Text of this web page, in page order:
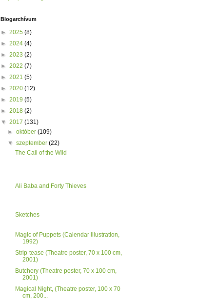
Blogarchívum
► 2025 (8)
► 2024 (4)
► 2023 (2)
► 2022 (7)
► 2021 (5)
► 2020 (12)
► 2019 (5)
► 2018 (2)
▼ 2017 (131)
►október(109)
▼szeptember(22)
The Call of the Wild
Ali Baba and Forty Thieves
Sketches
Magic of Puppets (Calendar illustration,
1992)
Strip-tease (Theatre poster, 70 x 100 cm,
2001)
Butchery (Theatre poster, 70 x 100 cm,
2001)
Magical Night, (Theatre poster, 100 x 70
cm, 200...